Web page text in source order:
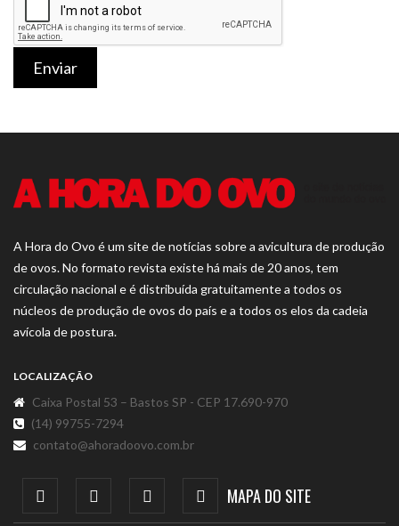
Enviar
A Hora do Ovo é um site de notícias sobre a avicultura de produção
de ovos. No formato revista existe há mais de 20 anos, tem
circulação nacional e é distribuída gratuitamente a todos os
núcleos de produção de ovos do país e a todos os elos da cadeia
avícola de postura.
LOCALIZAÇÃO
Caixa Postal 53 – Bastos SP - CEP 17.690-970
(14) 99755-7294
contato@ahoradoovo.com.br
MAPA DO SITE